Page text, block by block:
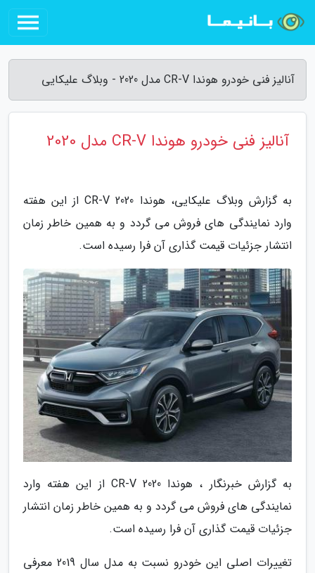
آنالیز فنی خودرو هوندا CR-V مدل 2020 - وبلاگ علیکایی
آنالیز فنی خودرو هوندا CR-V مدل 2020
به گزارش وبلاگ علیکایی، هوندا CR-V 2020 از این هفته
وارد نمایندگی های فروش می گردد و به همین خاطر زمان
انتشار جزئیات قیمت گذاری آن فرا رسیده است.
به گزارش خبرنگار ، هوندا CR-V 2020 از این هفته وارد
نمایندگی های فروش می گردد و به همین خاطر زمان انتشار
جزئیات قیمت گذاری آن فرا رسیده است.
تغییرات اصلی این خودرو نسبت به مدل سال 2019 معرفی